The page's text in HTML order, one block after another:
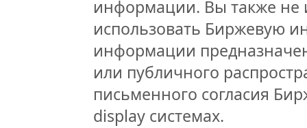
информации. Вы также не
использовать Биржевую
информации
или публичного
письменного согласия
display системах.